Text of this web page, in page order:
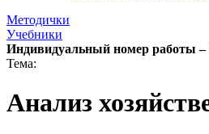
Методички
Учебники
Индивидуальный номер работы –
Тема:
Анализ